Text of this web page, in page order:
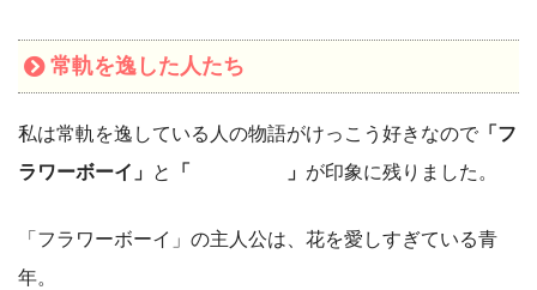
常軌を逸した人たち
私は常軌を逸している人の物語がけっこう好きなので 「フ
ラワーボーイ」 と 「 」 が印象に残りました。
「フラワーボーイ」の主人公は、花を愛しすぎている青
年。